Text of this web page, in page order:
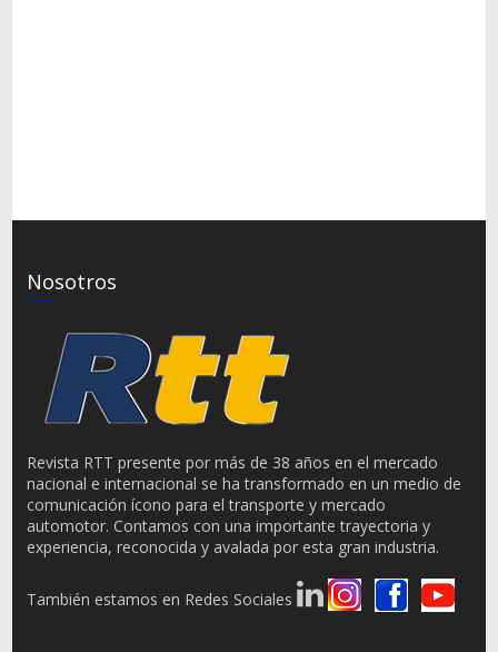
Nosotros
Revista RTT presente por más de 38 años en el mercado
nacional e internacional se ha transformado en un medio de
comunicación ícono para el transporte y mercado
automotor. Contamos con una importante trayectoria y
experiencia, reconocida y avalada por esta gran industria.
También estamos en Redes Sociales